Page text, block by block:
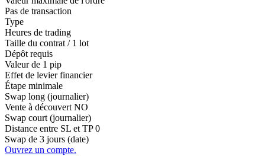
Pas de transaction
Type
Heures de trading
Taille du contrat / 1 lot
Dépôt requis
Valeur de 1 pip
Effet de levier financier
Étape minimale
Swap long (journalier)
Vente à découvert NO
Swap court (journalier)
Distance entre SL et TP 0
Swap de 3 jours (date)
Ouvrez un compte.